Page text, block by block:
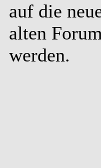
auf die
alten
werden.